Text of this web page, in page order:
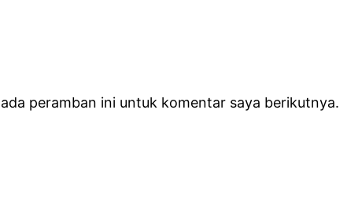
peramban ini untuk komentar saya berikutnya.